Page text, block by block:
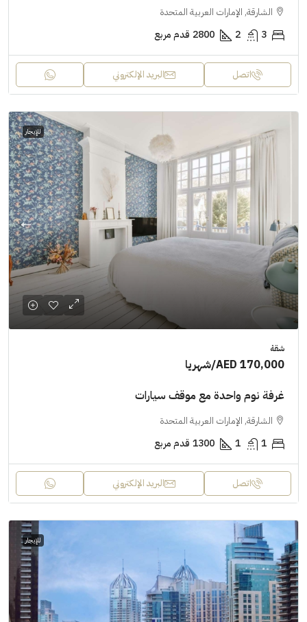
الشارقة, الإمارات العربية المتحدة
3
2
2800 قدم مربع
اتصل البريد الإلكتروني
للإيجار
شقة
AED 170,000/شهريا
غرفة نوم واحدة مع موقف سيارات
الشارقة, الإمارات العربية المتحدة
1
1
1300 قدم مربع
اتصل البريد الإلكتروني
للإيجار